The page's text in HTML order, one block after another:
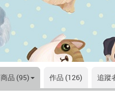
商品 (95) 作品 (126) 追蹤